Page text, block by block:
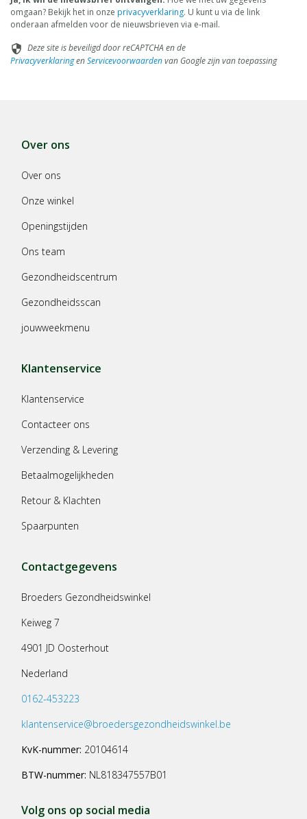
omgaan? Bekijk het in onze privacyverklaring. U kunt u via de link
onderaan afmelden voor de nieuwsbrieven via e-mail.
security Deze site is beveiligd door reCAPTCHA en de
PrivacyverklaringenServicevoorwaardenvan Google zijn van toepassing
Over ons
Over ons
Onze winkel
Openingstijden
Ons team
Gezondheidscentrum
Gezondheidsscan
jouwweekmenu
Klantenservice
Klantenservice
Contacteer ons
Verzending & Levering
Betaalmogelijkheden
Retour & Klachten
Spaarpunten
Contactgegevens
Broeders Gezondheidswinkel
Keiweg 7
4901 JD Oosterhout
Nederland
0162-453223
klantenservice@broedersgezondheidswinkel.be
KvK-nummer: 20104614
BTW-nummer: NL818347557B01
Volg ons op social media